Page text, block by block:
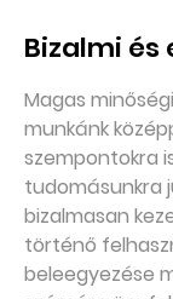
Bizalmi
Magas
munkánk
szempontokra
tudomásunkra
bizalmasan
történő
beleegyezése